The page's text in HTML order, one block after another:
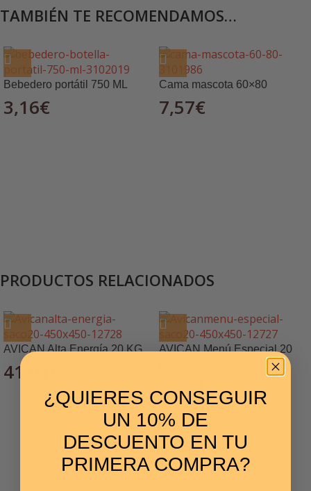
TAMBIÉN TE RECOMENDAMOS…
Bebedero portátil 750 ML
3,16€
Cama mascota 60×80
7,57€
PRODUCTOS RELACIONADOS
AVICAN Alta Energía 20 KG
41,01
AVICAN Menú Especial 20
27,31€
¿QUIERES CONSEGUIR
UN 10% DE
DESCUENTO EN TU
PRIMERA COMPRA?